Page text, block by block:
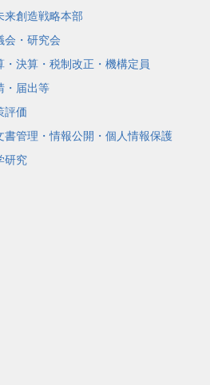
来創造戦略本部
会・研究会
・決算・税制改正・機構定員
・届出等
評価
書管理・情報公開・個人情報保護
研究